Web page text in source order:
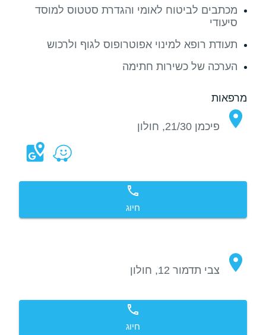
מכתבים לביטוח לאומי והגדרת סטטוס למוסד
סיעודי
תעודת רופא למינוי אפוטרופוס לגוף ולרכוש
הערכה של כשירות חתימה
מרפאות
פיכמן 21/30, חולון
חיוג
צבי תדמור 12, חולון
חיוג